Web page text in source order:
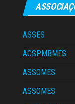
ASSES
ACSPMBMES
ASSOMES
ASSOMES